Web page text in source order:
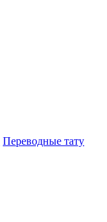
Переводные тату